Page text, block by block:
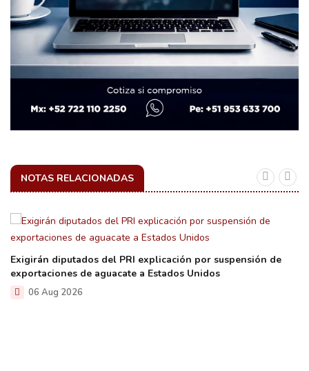
NOTAS RELACIONADAS
Exigirán diputados del PRI explicación por suspensión de
exportaciones de aguacate a Estados Unidos
06 Aug 2026